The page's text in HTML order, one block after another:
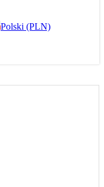
Polski (PLN)